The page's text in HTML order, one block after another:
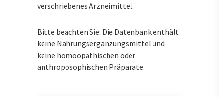
verschriebenes Arzneimittel.
Bitte beachten Sie: Die Datenbank enthält
keine Nahrungsergänzungsmittel und
keine homöopathischen oder
anthroposophischen Präparate.